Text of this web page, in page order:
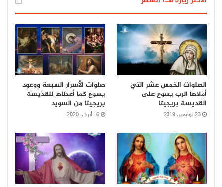
الصلوات الخمس عشر التي
أملاها الرب يسوع على
القديسة بريجيتا
23 نوفمبر، 2019
صلوات الأسرار السبعة ووعود
يسوع كما أعطاها للقدّيسة
بريجيتا من السويد
16 أبريل، 2020